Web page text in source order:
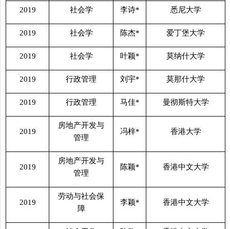
2019 社会学 李诗* 悉尼大学
2019 社会学 陈杰* 爱丁堡大学
2019 社会学 叶颖* 莫纳什大学
2019 行政管理 刘宇* 莫那什大学
2019 行政管理 马佳* 曼彻斯特大学
2019
房地产开发与
管理
冯梓* 香港大学
2019
房地产开发与
管理
陈颖* 香港中文大学
2019
劳动与社会保
障
李颖* 香港中文大学